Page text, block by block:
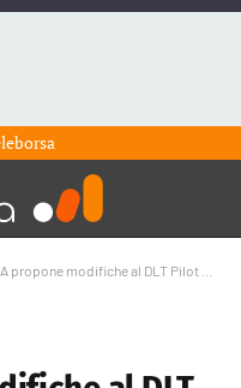
modifiche al DLT Pilot Regime per renderlo permanente